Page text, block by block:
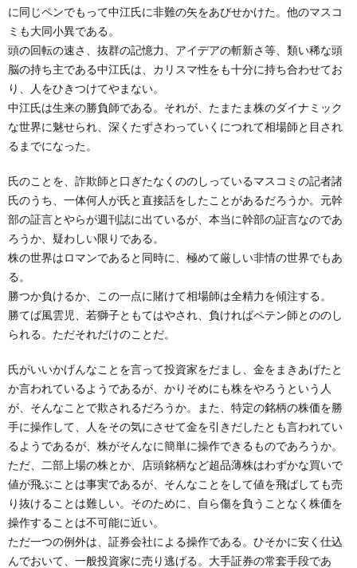
に同じペンでもって中江氏に非難の矢をあびせかけた。他のマスコ
ミも大同小異である。
頭の回転の速さ、抜群の記憶力、アイデアの斬新さ等、類い稀な頭
脳の持ち主である中江氏は、カリスマ性をも十分に持ち合わせてお
り、人をひきつけてやまない。
中江氏は生来の勝負師である。それが、たまたま株のダイナミック
な世界に魅せられ、深くたずさわっていくにつれて相場師と目され
るまでになった。
氏のことを、詐欺師と口ぎたなくののしっているマスコミの記者諸
氏のうち、一体何人が氏と直接話をしたことがあるだろうか。元幹
部の証言とやらが週刊誌に出ているが、本当に幹部の証言なのであ
ろうか、疑わしい限りである。
株の世界はロマンであると同時に、極めて厳しい非情の世界でもあ
る。
勝つか負けるか、この一点に賭けて相場師は全精力を傾注する。
勝てば風雲児、若獅子ともてはやされ、負ければペテン師とののし
られる。ただそれだけのことだ。
氏がいいかげんなことを言って投資家をだまし、金をまきあげたと
か言われているようであるが、かりそめにも株をやろうという人
が、そんなことで欺されるだろうか。また、特定の銘柄の株価を勝
手に操作して、人をその気にさせて金を引きだしたとも言われてい
るようであるが、株がそんなに簡単に操作できるものであろうか。
ただ、二部上場の株とか、店頭銘柄など超品薄株はわずかな買いで
値が飛ぶことは事実であるが、そんなことをして値を飛ばしても売
り抜けることは難しい。そのために、自ら傷を負うことなく株価を
操作することは不可能に近い。
ただ一つの例外は、証券会社による操作である。ひそかに安く仕込
んでおいて、一般投資家に売り逃げる。大手証券の常套手段であ